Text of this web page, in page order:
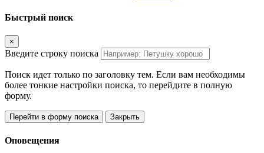
Быстрый поиск
×
Введите строку поиска
Поиск идет только по заголовку тем. Если вам необходимы
более тонкие настройки поиска, то перейдите в полную
форму.
Перейти в форму поиска Закрыть
Оповещения